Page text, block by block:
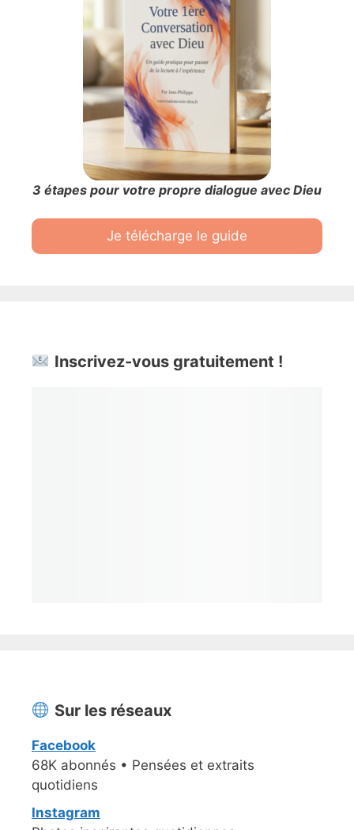
3 étapes pour votre propre dialogue avec Dieu
Je télécharge le guide
Inscrivez-vous gratuitement !
Sur les réseaux
Facebook
68K abonnés • Pensées et extraits
quotidiens
Instagram